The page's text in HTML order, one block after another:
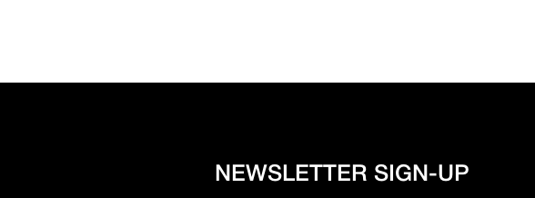
NEWSLETTER SIGN-UP